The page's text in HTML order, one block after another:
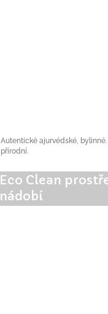
Autentické ajurvédské, bylinné.
přírodní.
Eco Clean
nádobí